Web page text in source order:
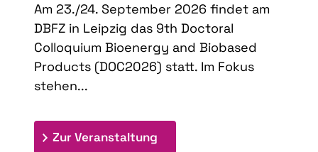
Am 23./24. September 2026 findet am
DBFZ in Leipzig das 9th Doctoral
Colloquium Bioenergy and Biobased
Products (DOC2026) statt. Im Fokus
stehen...
Zur Veranstaltung